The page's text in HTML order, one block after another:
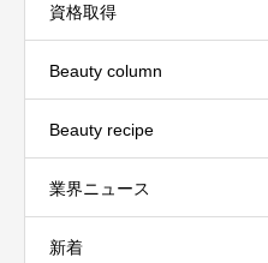
資格取得
Beauty column
Beauty recipe
業界ニュース
新着